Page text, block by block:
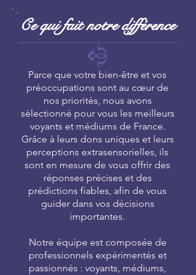
Ce qui fait notre différence
Parce que votre bien-être et vos
préoccupations sont au cœur de
nos priorités, nous avons
sélectionné pour vous les meilleurs
voyants et médiums de France.
Grâce à leurs dons uniques et leurs
perceptions extrasensorielles, ils
sont en mesure de vous offrir des
réponses précises et des
prédictions fiables, afin de vous
guider dans vos décisions
importantes.
Notre équipe est composée de
professionnels expérimentés et
passionnés : voyants, médiums,